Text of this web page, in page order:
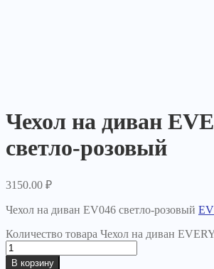
Чехол на диван
светло-розовый
3150.00 ₽
Чехол на диван EV046 светло-розовый
Количество товара Чехол на диван
В корзину